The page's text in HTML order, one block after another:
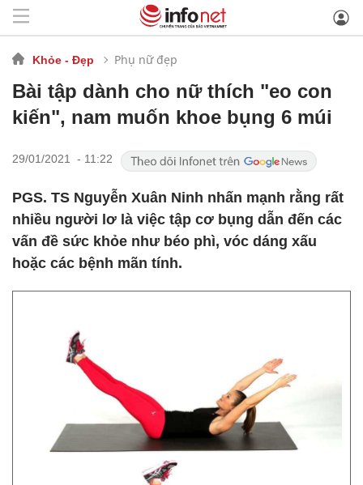
Khỏe - Đẹp Phụ nữ đẹp
Bài tập dành cho nữ thích "eo con
kiến", nam muốn khoe bụng 6 múi
29/01/2021 - 11:22
PGS. TS Nguyễn Xuân Ninh nhấn mạnh rằng rất
nhiều người lơ là việc tập cơ bụng dẫn đến các
vấn đề sức khỏe như béo phì, vóc dáng xấu
hoặc các bệnh mãn tính.